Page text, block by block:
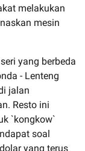
melakukan
mesin
yang berbeda
- Lenteng
jalan
Resto ini
`kongkow`
soal
yang terus